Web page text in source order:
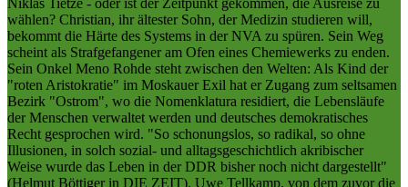
wählen? Christian, ihr ältester Sohn, der Medizin studieren will,
bekommt die Härte des Systems in der NVA zu spüren. Sein Weg
scheint als Strafgefangener am Ofen eines Chemiewerks zu enden.
Sein Onkel Meno Rohde steht zwischen den Welten: Als Kind der
"roten Aristokratie" im Moskauer Exil hat er Zugang zum seltsamen
Bezirk "Ostrom", wo die Nomenklatura residiert, die Lebensläufe
der Menschen verwaltet werden und deutsches demokratisches
Recht gesprochen wird. "So schonungslos, so radikal, so ohne
Illusionen, in solch sozial- und alltagsgeschichtlich akribischer
Weise wurde das Leben in der DDR bisher noch nicht dargestellt"
(Helmut Böttiger in DIE ZEIT). Uwe Tellkamp, von dem zuvor die